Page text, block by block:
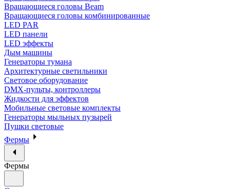
Вращающиеся головы Beam
Вращающиеся головы комбинированные
LED PAR
LED панели
LED эффекты
Дым машины
Генераторы тумана
Архитектурные светильники
Световое оборудование
DMX-пульты, контроллеры
Жидкости для эффектов
Мобильные световые комплекты
Генераторы мыльных пузырей
Пушки световые
Фермы
Фермы